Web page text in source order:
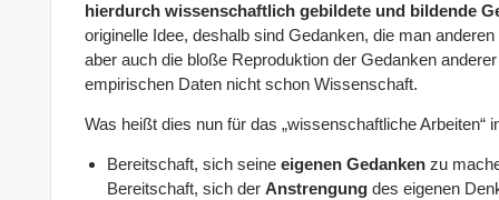
hierdurch wissenschaftlich gebildete und bildende
originelle Idee, deshalb sind Gedanken, die man
aber auch die bloße Reproduktion der Gedanken
empirischen Daten nicht schon Wissenschaft.
Was heißt dies nun für das „wissenschaftliche Arbeiten“
Bereitschaft, sich seine eigenen Gedanken zu
Bereitschaft, sich der Anstrengung des eigenen